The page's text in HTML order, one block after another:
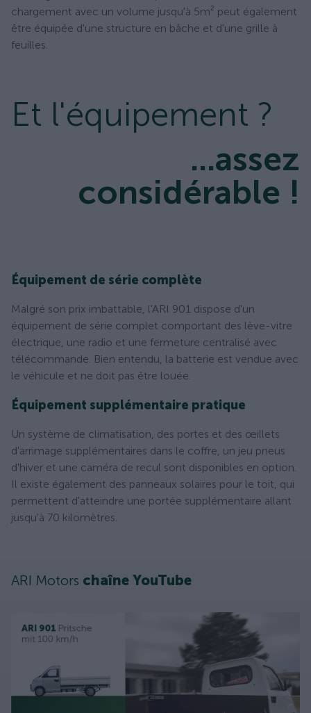
chargement avec un volume jusqu'à 5m² peut également
être équipée d'une structure en bâche et d'une grille à
feuilles.
Et l'équipement ?
...assez
considérable !
Équipement de série complète
Malgré son prix imbattable, l'ARI 901 dispose d'un
équipement de série complet comportant des lève-vitre
électrique, une radio et une fermeture centralisé avec
télécommande. Bien entendu, la batterie est vendue avec
le véhicule et ne doit pas être louée.
Équipement supplémentaire pratique
Un système de climatisation, des portes et des œillets
d'arrimage supplémentaires dans le coffre, un jeu pneus
d'hiver et une caméra de recul sont disponibles en option.
Il existe également des panneaux solaires pour le toit, qui
permettent d'atteindre une portée supplémentaire allant
jusqu'à 70 kilomètres.
ARI Motors chaîne YouTube